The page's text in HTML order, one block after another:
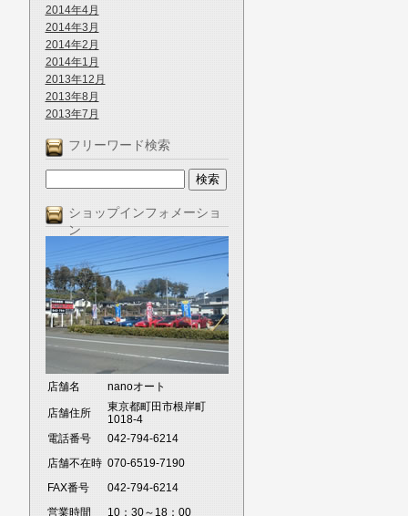
2014年4月
2014年3月
2014年2月
2014年1月
2013年12月
2013年8月
2013年7月
フリーワード検索
ショップインフォメーショ
ン
店舗名 nanoオート
店舗住所
東京都町田市根岸町
1018-4
電話番号
042-794-6214
店舗不在時 070-6519-7190
FAX番号
042-794-6214
営業時間
10：30～18：00